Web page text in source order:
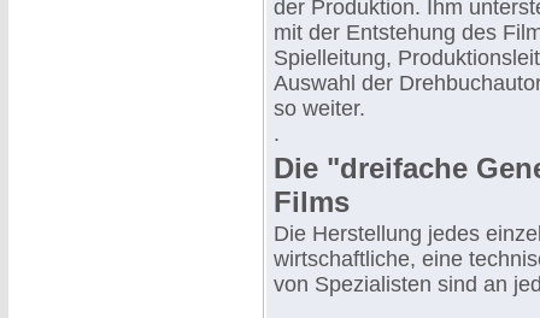
der Produktion. Ihm
mit der Entstehung des
Spielleitung,
Auswahl der
so weiter.
.
Die "dreifache
Films
Die Herstellung jedes
wirtschaftliche, eine
von Spezialisten sind an